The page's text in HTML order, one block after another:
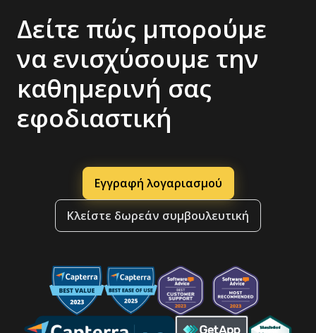
Δείτε πώς μπορούμε
να ενισχύσουμε την
καθημερινή σας
εφοδιαστική
Εγγραφή λογαριασμού
Κλείστε δωρεάν συμβουλευτική